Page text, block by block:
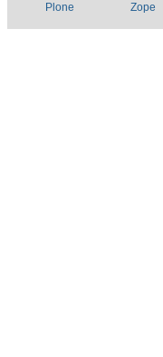
Plone Zope